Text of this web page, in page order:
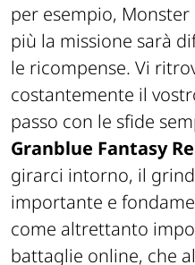
per esempio,
più la missione sarà
le ricompense. Vi
costantemente il
passo con le sfide
Granblue Fantasy
girarci intorno, il
importante e
come altrettanto
battaglie online, che